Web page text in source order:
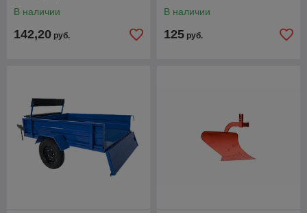
В наличии
142,20 руб.
В наличии
125 руб.